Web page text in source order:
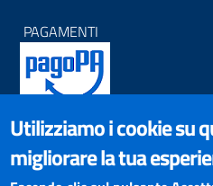
PAGAMENTI
SOCIAL NETWORKS
Pagina Facebook
Profilo Instagram
Utilizziamo i cookie su
migliorare la tua